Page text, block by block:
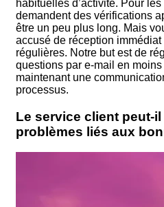
habituelles d’activité. Pour
demandent des vérifications
être un peu plus long. Mais
accusé de réception
régulières. Notre but est de
questions par e-mail en
maintenant une
processus.
Le service client peut-il
problèmes liés aux